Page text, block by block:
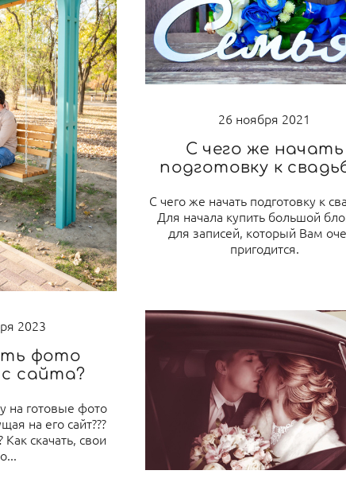
2023
фото
с сайта?
на готовые фото
на его сайт???
Как скачать, свои
26 ноября 2021
С чего же начать
подготовку к
С чего же начать подготовку к
Для начала купить большой
для записей, который Вам
пригодится.